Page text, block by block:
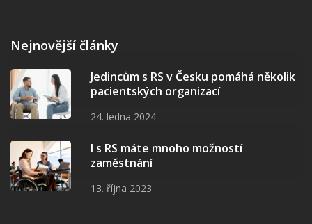
Nejnovější články
Jedincům s RS v Česku pomáhá několik
pacientských organizací
24. ledna 2024
I s RS máte mnoho možností
zaměstnání
13. října 2023